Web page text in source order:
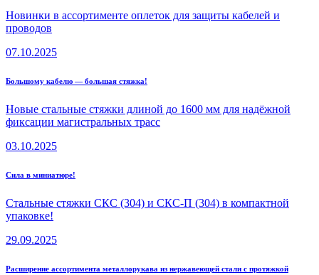
Новинки в ассортименте оплеток для защиты кабелей и
проводов
07.10.2025
Большому кабелю — большая стяжка!
Новые стальные стяжки длиной до 1600 мм для надёжной
фиксации магистральных трасс
03.10.2025
Сила в миниатюре!
Стальные стяжки СКС (304) и СКС-П (304) в компактной
упаковке!
29.09.2025
Расширение ассортимента металлорукава из нержавеющей стали с протяжкой